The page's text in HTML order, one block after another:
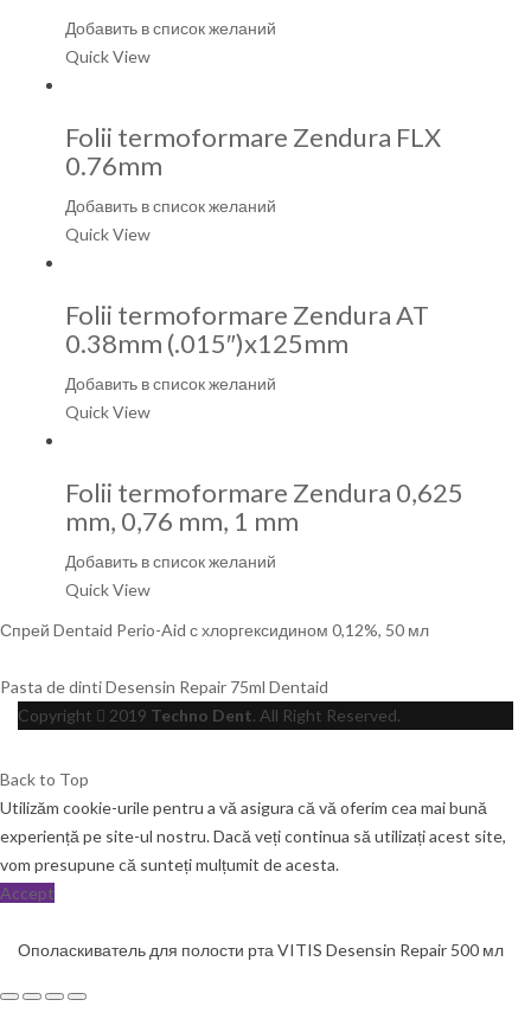
Добавить в список желаний
Quick View
Folii termoformare Zendura FLX
0.76mm
Добавить в список желаний
Quick View
Folii termoformare Zendura AT
0.38mm (.015″)x125mm
Добавить в список желаний
Quick View
Folii termoformare Zendura 0,625
mm, 0,76 mm, 1 mm
Добавить в список желаний
Quick View
Спрей Dentaid Perio-Aid с хлоргексидином 0,12%, 50 мл
Pasta de dinti Desensin Repair 75ml Dentaid
Copyright
2019 Techno Dent. All Right Reserved.
Back to Top
Utilizăm cookie-urile pentru a vă asigura că vă oferim cea mai bună
experiență pe site-ul nostru. Dacă veți continua să utilizați acest site,
vom presupune că sunteți mulțumit de acesta.
Accept
Ополаскиватель для полости рта VITIS Desensin Repair 500 мл